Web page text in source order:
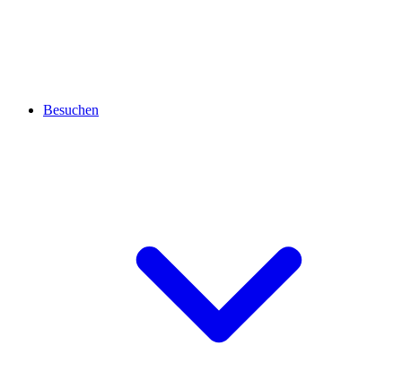
Besuchen